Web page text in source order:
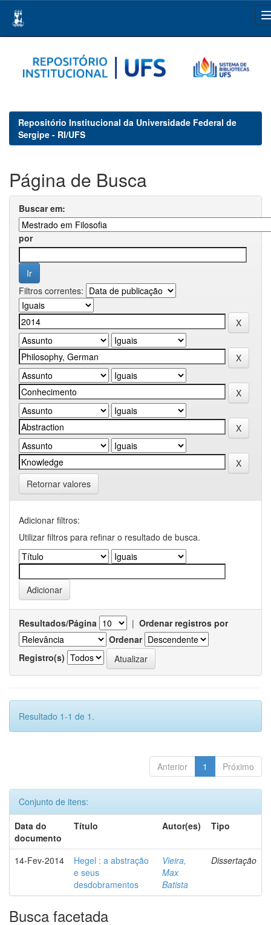
navigation
Repositório Institucional da Universidade Federal de
Sergipe - RI/UFS
Página de Busca
Buscar em:
por
Filtros correntes:
Retornar valores
Adicionar filtros:
Utilizar filtros para refinar o resultado de busca.
Resultados/Página | Ordenar registros por
Ordenar
Registro(s)
Resultado 1-1 de 1.
Anterior 1 Próximo
Conjunto de itens:
Data do
documento
Título Autor(es) Tipo
14-Fev-2014
Hegel : a abstração
e seus
desdobramentos
Vieira,
Max
Batista
Dissertação
Busca facetada